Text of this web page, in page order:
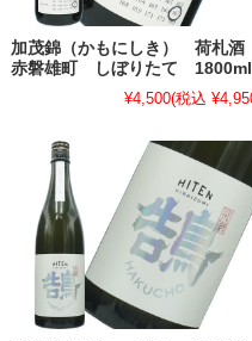
加茂錦（かもにしき） 荷札酒
赤磐雄町 しぼりたて 1800ml
¥4,500(税込